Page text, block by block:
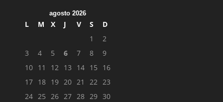
agosto 2026
L M X J V S
D
1
2
3
4 5 6 7 8
9
10 11 12 13 14 15
16
17 18 19 20 21 22 23
24 25 26 27 28 29 30